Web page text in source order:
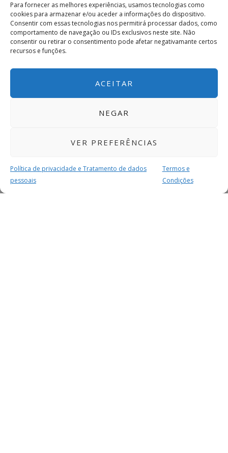
Para fornecer as melhores experiências, usamos tecnologias como
cookies para armazenar e/ou aceder a informações do dispositivo.
Consentir com essas tecnologias nos permitirá processar dados, como
comportamento de navegação ou IDs exclusivos neste site. Não
consentir ou retirar o consentimento pode afetar negativamante certos
recursos e funções.
ACEITAR
NEGAR
VER PREFERÊNCIAS
Política de privacidade e Tratamento de dados
pessoais
Termos e
Condições